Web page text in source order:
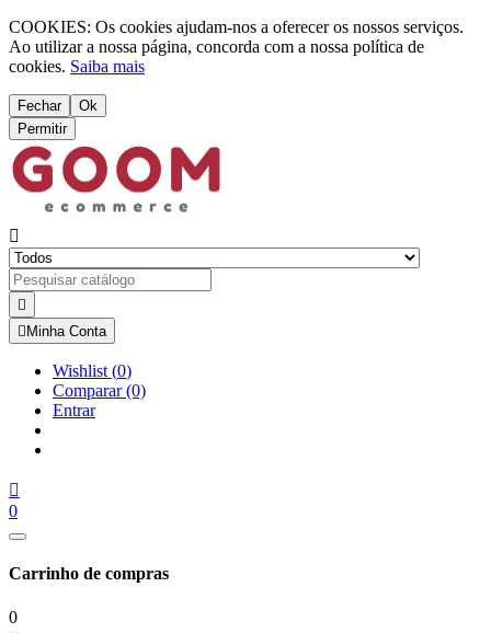
COOKIES: Os cookies ajudam-nos a oferecer os nossos serviços.
Ao utilizar a nossa página, concorda com a nossa política de
cookies. Saiba mais
Fechar
Ok
Permitir


 Minha Conta
Wishlist (0)
Comparar(0)
Entrar

0
Carrinho de compras
0